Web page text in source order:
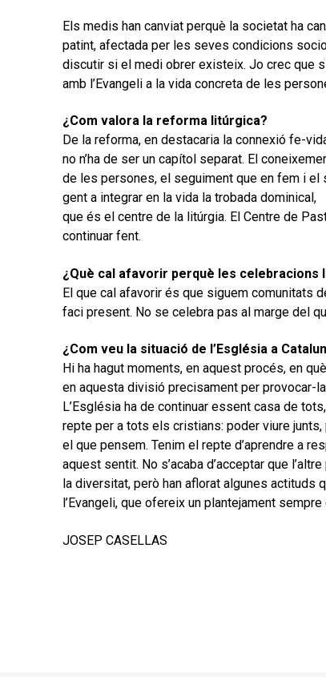
Els medis han canviat perquè la societat ha
patint, afectada per les seves condicions
discutir si el medi obrer existeix. Jo crec que
amb l’Evangeli a la vida concreta de les
¿Com valora la reforma litúrgica?
De la reforma, en destacaria la connexió fe-
no n’ha de ser un capítol separat. El
de les persones, el seguiment que en fem i el
gent a integrar en la vida la trobada dominical,
que és el centre de la litúrgia. El Centre de
continuar fent.
¿Què cal afavorir perquè les celebracions
El que cal afavorir és que siguem comunitats
faci present. No se celebra pas al marge del
¿Com veu la situació de l’Església a
Hi ha hagut moments, en aquest procés, en
en aquesta divisió precisament per provocar-
L’Església ha de continuar essent casa de
repte per a tots els cristians: poder viure junts,
el que pensem. Tenim el repte d’aprendre a
aquest sentit. No s’acaba d’acceptar que
la diversitat, però han aflorat algunes
l’Evangeli, que ofereix un plantejament
JOSEP CASELLAS